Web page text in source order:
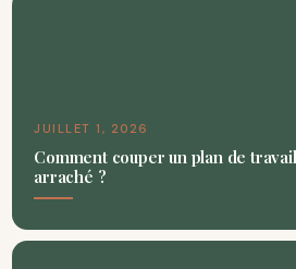
JUILLET 1, 2026
Comment couper un plan de
arraché ?